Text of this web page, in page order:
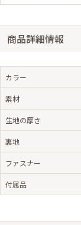
商品詳細情報
カラー
素材
生地の厚さ
裏地
ファスナー
付属品